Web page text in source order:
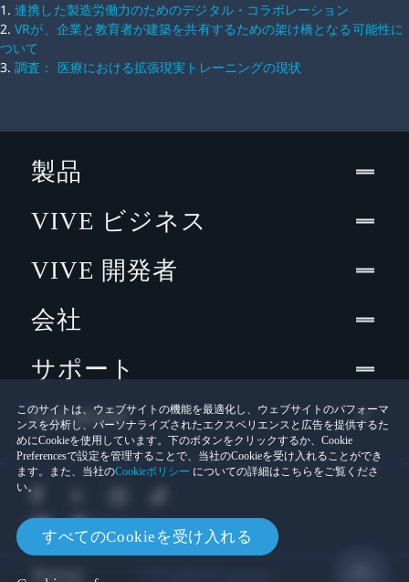
1.連携した製造労働力のためのデジタル・コラボレーション
2.VRが、企業と教育者が建築を共有するための架け橋となる可能性に
ついて
3.調査： 医療における拡張現実トレーニングの現状
このサイトは、ウェブサイトの機能を最適化し、ウェブサイトのパフォーマ
ンスを分析し、パーソナライズされたエクスペリエンスと広告を提供するた
めにCookieを使用しています。下のボタンをクリックするか、Cookie
Preferencesで設定を管理することで、当社のCookieを受け入れることができ
ます。また、当社のCookieポリシー についての詳細はこちらをご覧くださ
い。
すべてのCookieを受け入れる
製品
VIVE ビジネス
VIVE 開発者
会社
サポート
Location